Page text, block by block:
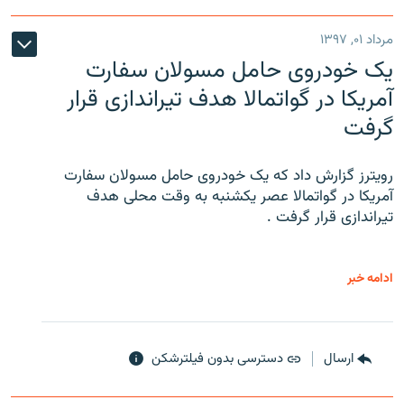
مرداد ۰۱, ۱۳۹۷
یک خودروی حامل مسولان سفارت
آمریکا در گواتمالا هدف تیراندازی قرار
گرفت
رویترز گزارش داد که یک خودروی حامل مسولان سفارت
آمریکا در گواتمالا عصر یکشنبه به وقت محلی هدف
تیراندازی قرار گرفت .
ادامه خبر
ارسال دسترسی بدون فیلترشکن